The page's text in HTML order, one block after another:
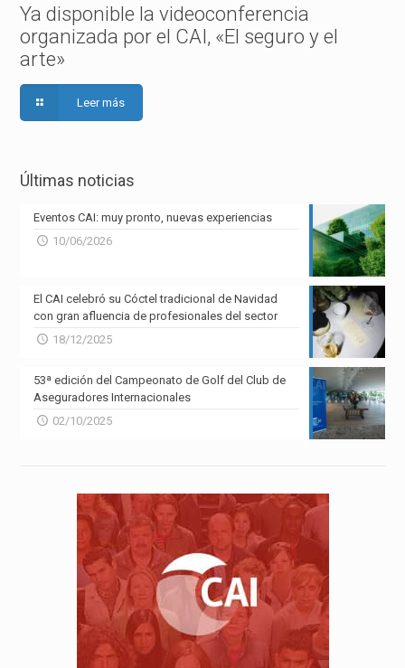
Ya disponible la videoconferencia
organizada por el CAI, «El seguro y el
arte»
Leer más
Últimas noticias
Eventos CAI: muy pronto, nuevas experiencias
10/06/2026
El CAI celebró su Cóctel tradicional de Navidad
con gran afluencia de profesionales del sector
18/12/2025
53ª edición del Campeonato de Golf del Club de
Aseguradores Internacionales
02/10/2025